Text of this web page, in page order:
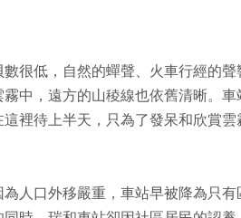
很低，自然的蟬聲、火車行經的
中，遠方的山稜線也依舊清晰。車
裡待上半天，只為了發呆和欣賞
人口外移嚴重，車站早被降為只